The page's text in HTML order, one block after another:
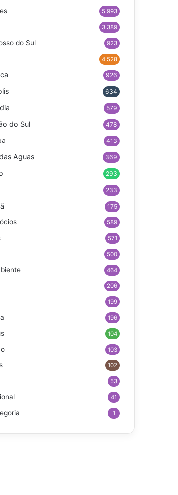
5.993
3.389
do Sul 923
4.528
926
634
579
do Sul 478
413
Aguas 369
293
233
175
589
571
500
464
206
199
196
104
103
102
53
41
1